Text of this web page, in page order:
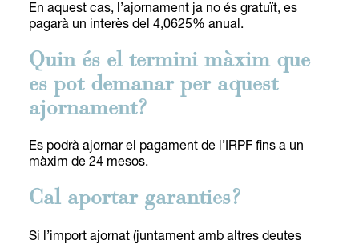
En aquest cas, l’ajornament ja no és gratuït, es
pagarà un interès del 4,0625% anual.
Quin és el termini màxim que
es pot demanar per aquest
ajornament?
Es podrà ajornar el pagament de l’IRPF fins a un
màxim de 24 mesos.
Cal aportar garanties?
Si l’import ajornat (juntament amb altres deutes